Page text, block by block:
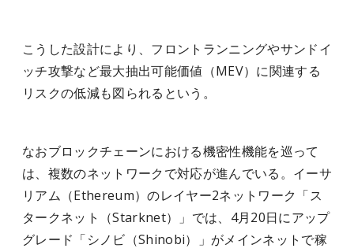
こうした設計により、フロントランニングやサンドイ
ッチ攻撃など最大抽出可能価値（MEV）に関連する
リスクの低減も図られるという。
なおブロックチェーンにおける機密性機能を巡って
は、複数のネットワークで対応が進んでいる。イーサ
リアム（Ethereum）のレイヤー2ネットワーク「ス
タークネット（Starknet）」では、4月20日にアップ
グレード「シノビ（Shinobi）」がメインネットで稼